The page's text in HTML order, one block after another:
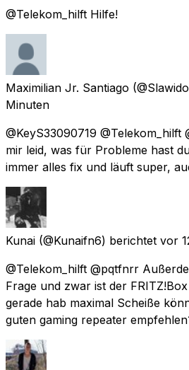
@Telekom_hilft Hilfe!
Maximilian Jr. Santiago
Minuten
@KeyS33090719 @Telekom_hilft
mir leid, was für Probleme hast
immer alles fix und läuft super,
Kunai (@Kunaifn6) berichtet vor
@Telekom_hilft @pqtfnrr
Frage und zwar ist der
gerade hab maximal Scheiße
guten gaming repeater